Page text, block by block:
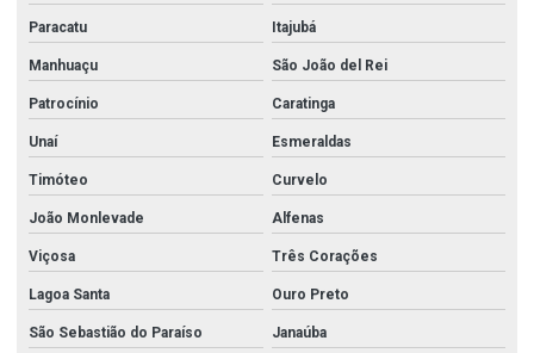
Industria de tubos de aço inox
Kit polimento inox
Mangueira incêndio
Mangueira incêndio 1 1 2
Mangueira incêndio 2 1 2
Mangueira incêndio tipo 1
Paracatu Itajubá
Manhuaçu São João del Rei
Patrocínio Caratinga
Unaí Esmeraldas
Timóteo Curvelo
João Monlevade Alfenas
Viçosa Três Corações
Lagoa Santa Ouro Preto
São Sebastião do Paraíso Janaúba